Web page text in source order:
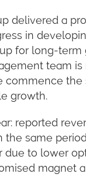
delivered a
in
for long-term
team is
commence the
growth.
reported
the same
due to lower
magnet